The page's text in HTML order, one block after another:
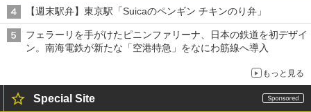
【週末駅弁】東京駅「Suicaのペンギン チキンのり弁」
フェラーリを手がけたピニンファリーナ、日本の鉄道を初デザイ
ン。南海電鉄が新たな「空港特急」をなにわ筋線へ導入
もっと見る
Special Site